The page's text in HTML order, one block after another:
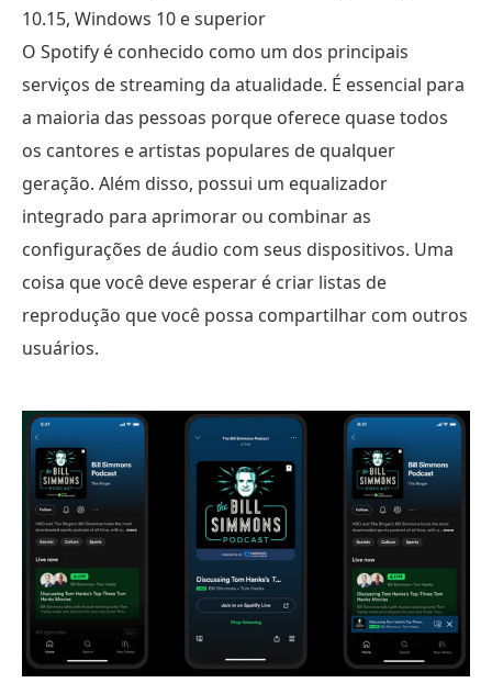
10.15, Windows 10 e superior
O Spotify é conhecido como um dos principais
serviços de streaming da atualidade. É essencial para
a maioria das pessoas porque oferece quase todos
os cantores e artistas populares de qualquer
geração. Além disso, possui um equalizador
integrado para aprimorar ou combinar as
configurações de áudio com seus dispositivos. Uma
coisa que você deve esperar é criar listas de
reprodução que você possa compartilhar com outros
usuários.